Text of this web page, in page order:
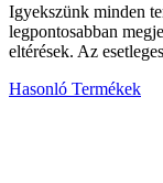
Igyekszünk minden
legpontosabban
eltérések. Az
Hasonló Termékek